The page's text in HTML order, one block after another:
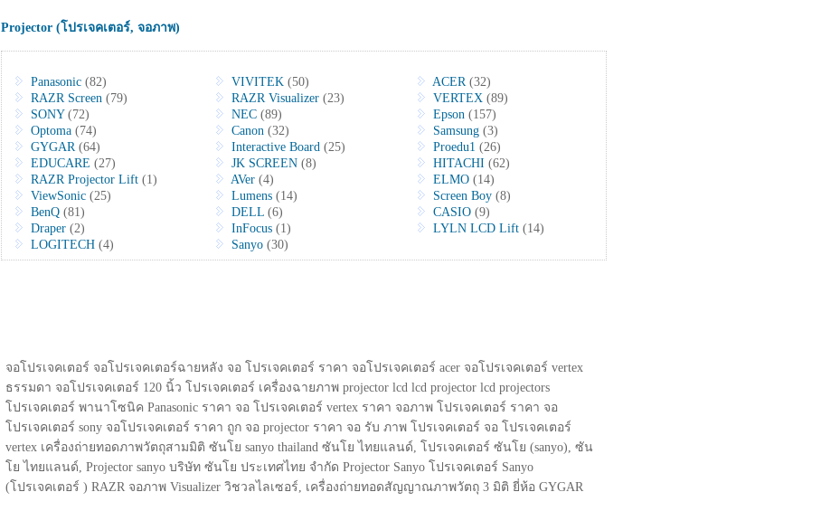
Projector (โปรเจคเตอร์, จอภาพ)
Panasonic (82) VIVITEK (50) ACER(32)
RAZR Screen (79) RAZR Visualizer (23) VERTEX (89)
SONY(72) NEC (89) Epson (157)
Optoma (74) Canon (32) Samsung (3)
GYGAR(64) Interactive Board (25) Proedu1 (26)
EDUCARE (27) JK SCREEN (8) HITACHI (62)
RAZR Projector Lift (1) AVer (4) ELMO (14)
ViewSonic (25) Lumens (14) Screen Boy (8)
BenQ (81) DELL (6) CASIO (9)
Draper (2) InFocus (1) LYLN LCD Lift (14)
LOGITECH (4) Sanyo (30)
จอโปรเจคเตอร์ จอโปรเจคเตอร์ฉายหลัง จอ โปรเจคเตอร์ ราคา จอโปรเจคเตอร์ acer จอโปรเจคเตอร์ vertex
ธรรมดา จอโปรเจคเตอร์ 120 นิ้ว โปรเจคเตอร์ เครื่องฉายภาพ projector lcd lcd projector lcd projectors
โปรเจคเตอร์ พานาโซนิค Panasonic ราคา จอ โปรเจคเตอร์ vertex ราคา จอภาพ โปรเจคเตอร์ ราคา จอ
โปรเจคเตอร์ sony จอโปรเจคเตอร์ ราคา ถูก จอ projector ราคา จอ รับ ภาพ โปรเจคเตอร์ จอ โปรเจคเตอร์
vertex เครื่องถ่ายทอดภาพวัตถุสามมิติ ซันโย sanyo thailand ซันโย ไทยแลนด์, โปรเจคเตอร์ ซันโย (sanyo), ซัน
โย ไทยแลนด์, Projector sanyo บริษัท ซันโย ประเทศไทย จำกัด Projector Sanyo โปรเจคเตอร์ Sanyo
(โปรเจคเตอร์ ) RAZR จอภาพ Visualizer วิชวลไลเซอร์, เครื่องถ่ายทอดสัญญาณภาพวัตถุ 3 มิติ ยี่ห้อ GYGAR